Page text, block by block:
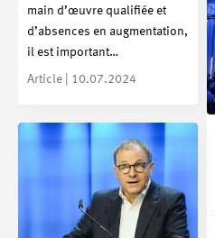
main d’œuvre qualifiée et
d’absences en augmentation,
il est important…
Article | 10.07.2024